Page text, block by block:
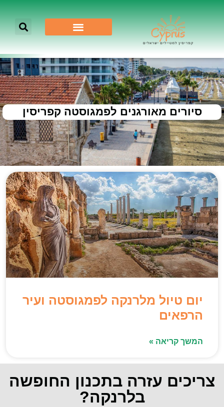
סיורים מאורגנים לפמגוסטה קפריסין
יום טיול מלרנקה לפמגוסטה ועיר
הרפאים
המשך קריאה »
צריכים עזרה בתכנון החופשה
בלרנקה?